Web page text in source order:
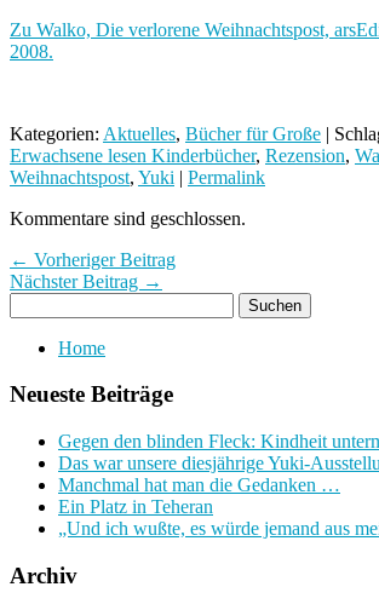
Zu Walko, Die verlorene Weihnachtspost,
2008.
Kategorien: Aktuelles, Bücher für Große |
Erwachsene lesen Kinderbücher, Rezension,
Weihnachtspost, Yuki | Permalink
Kommentare sind geschlossen.
← Vorheriger Beitrag
Nächster Beitrag →
Home
Neueste Beiträge
Gegen den blinden Fleck: Kindheit
Das war unsere diesjährige Yuki-
Manchmal hat man die Gedanken …
Ein Platz in Teheran
„Und ich wußte, es würde jemand aus
Archiv